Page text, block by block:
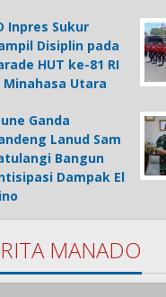
Inpres Sukur
Disiplin pada
HUT ke-81 RI
Minahasa Utara
Ganda
Lanud Sam
Bangun
Dampak El
MANADO